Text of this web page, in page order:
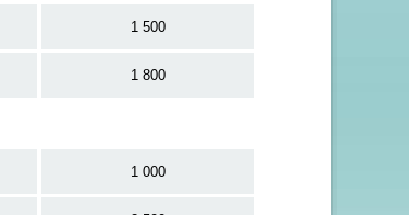
1 500
1 800
1 000